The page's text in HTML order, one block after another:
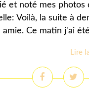
et noté mes
Voilà, la suite à
Ce matin j'ai
Lire